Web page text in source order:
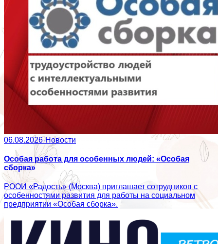
06.08.2026·Новости
Особая работа для особенных людей: «Особая
сборка»
РООИ «Радость» (Москва) приглашает сотрудников с
особенностями развития для работы на социальном
предприятии «Особая сборка».